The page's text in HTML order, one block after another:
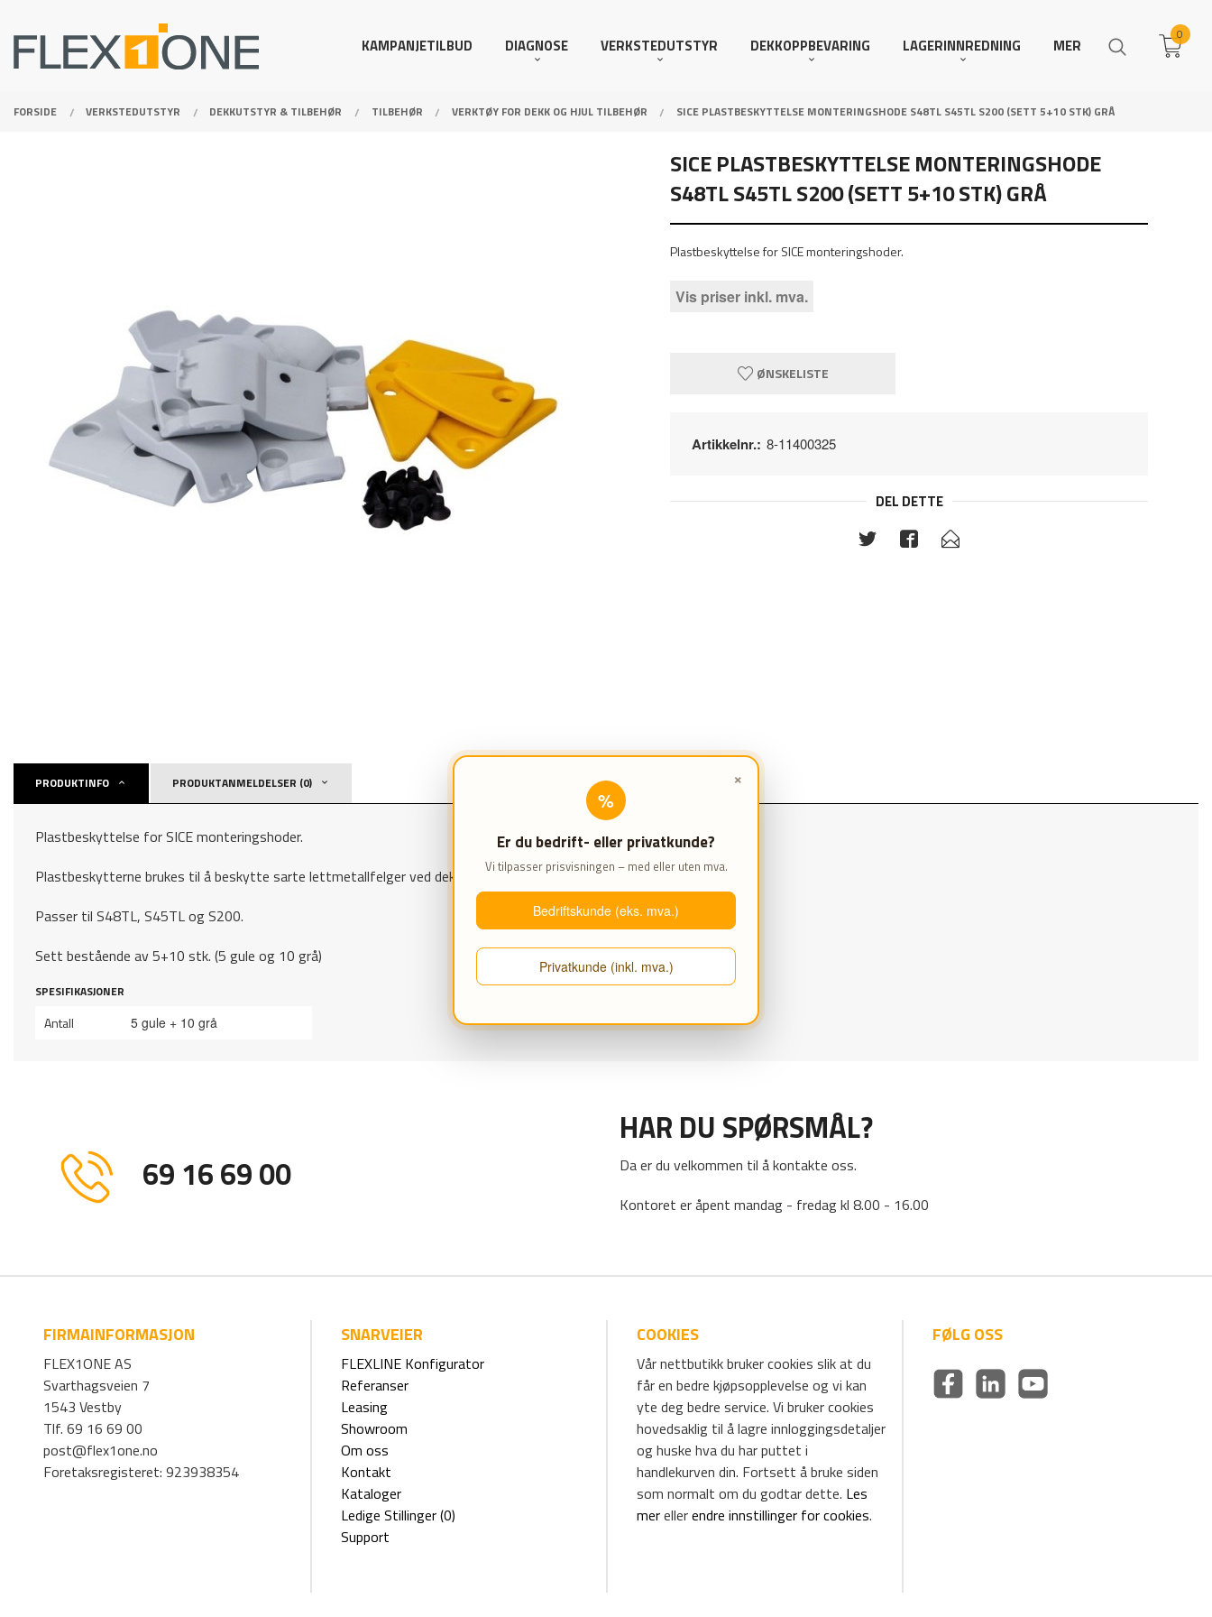
×
%
Er du bedrift- eller privatkunde?
Vi tilpasser prisvisningen – med eller uten mva.
Bedriftskunde (eks. mva.)
Privatkunde (inkl. mva.)
innholdet
KAMPANJETILBUD DIAGNOSE VERKSTEDUTSTYR DEKKOPPBEVARING LAGERINNREDNING MER
0
FORSIDE VERKSTEDUTSTYR DEKKUTSTYR & TILBEHØR TILBEHØR VERKTØY FOR DEKK OG HJUL TILBEHØR SICE PLASTBESKYTTELSE MONTERINGSHODE S48TL S45TL S200 (SETT 5+10 STK) GRÅ
SICE PLASTBESKYTTELSE MONTERINGSHODE
S48TL S45TL S200 (SETT 5+10 STK) GRÅ
Plastbeskyttelse for SICE monteringshoder.
Vis priser inkl. mva.
ØNSKELISTE
Artikkelnr.: 8-11400325
DEL DETTE
PRODUKTINFO PRODUKTANMELDELSER (0)
Plastbeskyttelse for SICE monteringshoder.
Plastbeskytterne brukes til å beskytte sarte lettmetallfelger ved dekkskifte.
Passer til S48TL, S45TL og S200.
Sett bestående av 5+10 stk. (5 gule og 10 grå)
SPESIFIKASJONER
Antall 5 gule + 10 grå
69 16 69 00
HAR DU SPØRSMÅL?
Da er du velkommen til å kontakte oss.
Kontoret er åpent mandag - fredag kl 8.00 - 16.00
FIRMAINFORMASJON
FLEX1ONE AS
Svarthagsveien 7
1543 Vestby
Tlf. 69 16 69 00
post@flex1one.no
Foretaksregisteret: 923938354
SNARVEIER
FLEXLINE Konfigurator
Referanser
Leasing
Showroom
Om oss
Kontakt
Kataloger
Ledige Stillinger (0)
Support
COOKIES
Vår nettbutikk bruker cookies slik at du
får en bedre kjøpsopplevelse og vi kan
yte deg bedre service. Vi bruker cookies
hovedsaklig til å lagre innloggingsdetaljer
og huske hva du har puttet i
handlekurven din. Fortsett å bruke siden
som normalt om du godtar dette. Les
merellerendre innstillinger for cookies.
FØLG OSS